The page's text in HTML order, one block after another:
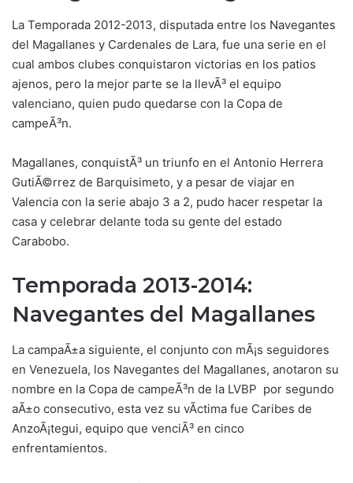
La Temporada 2012-2013, disputada entre los Navegantes
del Magallanes y Cardenales de Lara, fue una serie en el
cual ambos clubes conquistaron victorias en los patios
ajenos, pero la mejor parte se la llevÃ³ el equipo
valenciano, quien pudo quedarse con la Copa de
campeÃ³n.
Magallanes, conquistÃ³ un triunfo en el Antonio Herrera
GutiÃ©rrez de Barquisimeto, y a pesar de viajar en
Valencia con la serie abajo 3 a 2, pudo hacer respetar la
casa y celebrar delante toda su gente del estado
Carabobo.
Temporada 2013-2014:
Navegantes del Magallanes
La campaÃ±a siguiente, el conjunto con mÃ¡s seguidores
en Venezuela, los Navegantes del Magallanes, anotaron su
nombre en la Copa de campeÃ³n de la LVBP por segundo
aÃ±o consecutivo, esta vez su vÃ­ctima fue Caribes de
AnzoÃ¡tegui, equipo que venciÃ³ en cinco
enfrentamientos.